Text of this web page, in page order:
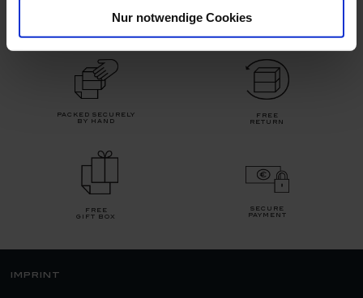
Nur notwendige Cookies
packed securely
by hand
free
return
free
gift box
secure
payment
imprint